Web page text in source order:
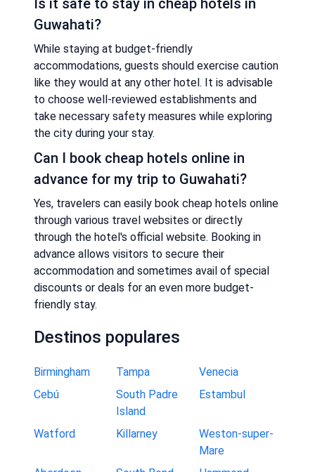
Guwahati?
While staying at budget-friendly
accommodations, guests should exercise caution
like they would at any other hotel. It is advisable
to choose well-reviewed establishments and
take necessary safety measures while exploring
the city during your stay.
Can I book cheap hotels online in
advance for my trip to Guwahati?
Yes, travelers can easily book cheap hotels online
through various travel websites or directly
through the hotel's official website. Booking in
advance allows visitors to secure their
accommodation and sometimes avail of special
discounts or deals for an even more budget-
friendly stay.
Destinos populares
Birmingham Tampa
Venecia
Cebú
South Padre
Island
Estambul
Watford Killarney
Weston-super-
Mare